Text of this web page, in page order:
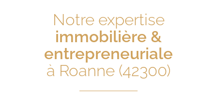
Notre expertise
immobilière &
entrepreneuriale
à Roanne (42300)